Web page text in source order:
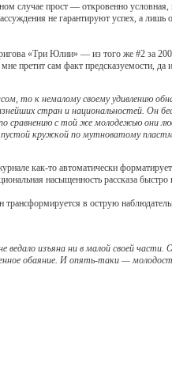
случае прост — откровенно условная,
не гарантируют успех, а
«Три Юлии» — из того же #2 за
претит сам факт предсказуемости,
то к немалому своему удивлению
стран и национальностей. Он
с той же молодежью они
кружкой по мутноватому
как-то автоматически
насыщенность рассказа
в острую
изъяна ни в малой своей
обаяние. И опять-таки —